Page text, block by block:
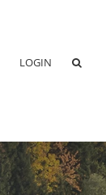
LOGIN